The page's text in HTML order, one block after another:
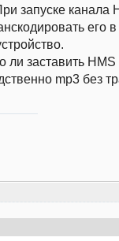
запуске канала
его
ли заставить HMS
mp3 без